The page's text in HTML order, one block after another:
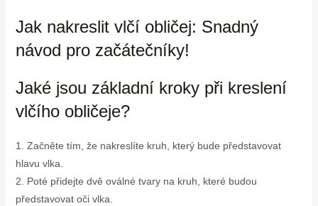
Jak nakreslit vlčí obličej: Snadný
návod pro začátečníky!
Jaké jsou základní kroky při kreslení
vlčího obličeje?
1. Začněte tím, že nakreslíte kruh, který bude představovat
hlavu vlka.
2. Poté přidejte dvě oválné tvary na kruh, které budou
představovat oči vlka.